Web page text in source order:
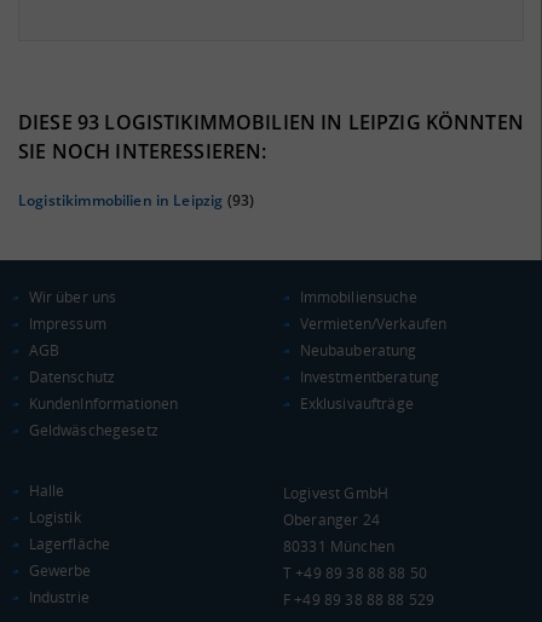
40%
KAUFKRAFT
Euro pro Kopf
(Landkreis / Kreisfreie Stadt)
KAUFKRAFT - EURO PRO KOPF
DIESE 93 LOGISTIKIMMOBILIEN IN LEIPZIG KÖNNTEN
SIE NOCH INTERESSIEREN:
Logistikimmobilien in Leipzig (93)
Wir über uns
Impressum
AGB
Datenschutz
KundenInformationen
Geldwäschegesetz
Immobiliensuche
Vermieten/Verkaufen
Neubauberatung
Investmentberatung
Exklusivaufträge
Halle
Logistik
Lagerfläche
Gewerbe
Industrie
Logivest GmbH
Oberanger 24
80331 München
T +49 89 38 88 88 50
F +49 89 38 88 88 529